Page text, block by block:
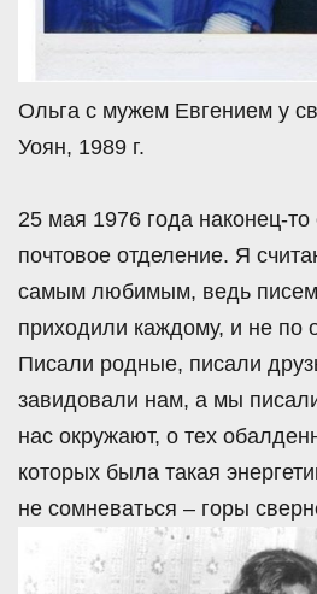
Ольга с мужем Евгением у
Уоян, 1989 г.
25 мая 1976 года наконец-то
почтовое отделение. Я
самым любимым, ведь
приходили каждому, и не по
Писали родные, писали
завидовали нам, а мы
нас окружают, о тех
которых была такая
не сомневаться – горы